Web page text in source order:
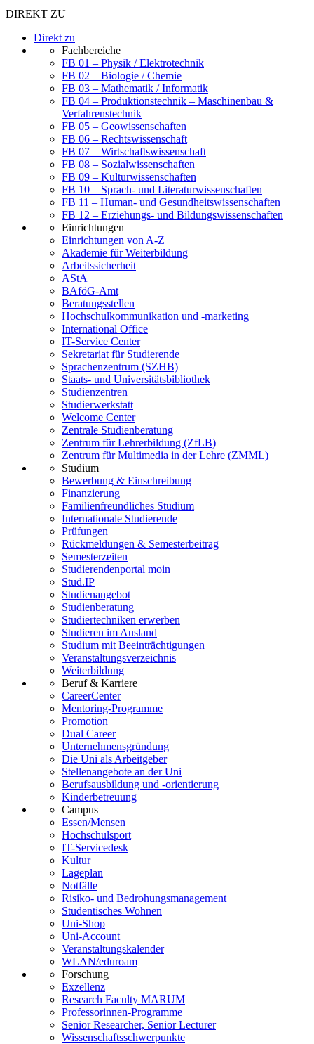
DIREKT ZU
Direkt zu
Fachbereiche
FB 01 – Physik / Elektrotechnik
FB 02 – Biologie / Chemie
FB 03 – Mathematik / Informatik
FB 04 – Produktionstechnik – Maschinenbau &
Verfahrenstechnik
FB 05 – Geowissenschaften
FB 06 – Rechtswissenschaft
FB 07 – Wirtschaftswissenschaft
FB 08 – Sozialwissenschaften
FB 09 – Kulturwissenschaften
FB 10 – Sprach- und Literaturwissenschaften
FB 11 – Human- und Gesundheitswissenschaften
FB 12 – Erziehungs- und Bildungswissenschaften
Einrichtungen
Einrichtungen von A-Z
Akademie für Weiterbildung
Arbeitssicherheit
AStA
BAföG-Amt
Beratungsstellen
Hochschulkommunikation und -marketing
International Office
IT-Service Center
Sekretariat für Studierende
Sprachenzentrum (SZHB)
Staats- und Universitätsbibliothek
Studienzentren
Studierwerkstatt
Welcome Center
Zentrale Studienberatung
Zentrum für Lehrerbildung (ZfLB)
Zentrum für Multimedia in der Lehre (ZMML)
Studium
Bewerbung & Einschreibung
Finanzierung
Familienfreundliches Studium
Internationale Studierende
Prüfungen
Rückmeldungen & Semesterbeitrag
Semesterzeiten
Studierendenportal moin
Stud.IP
Studienangebot
Studienberatung
Studiertechniken erwerben
Studieren im Ausland
Studium mit Beeinträchtigungen
Veranstaltungsverzeichnis
Weiterbildung
Beruf & Karriere
CareerCenter
Mentoring-Programme
Promotion
Dual Career
Unternehmensgründung
Die Uni als Arbeitgeber
Stellenangebote an der Uni
Berufsausbildung und -orientierung
Kinderbetreuung
Campus
Essen/Mensen
Hochschulsport
IT-Servicedesk
Kultur
Lageplan
Notfälle
Risiko- und Bedrohungsmanagement
Studentisches Wohnen
Uni-Shop
Uni-Account
Veranstaltungskalender
WLAN/eduroam
Forschung
Exzellenz
Research Faculty MARUM
Professorinnen-Programme
Senior Researcher, Senior Lecturer
Wissenschaftsschwerpunkte